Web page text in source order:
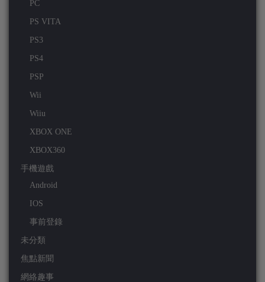
PC
PS VITA
PS3
PS4
PSP
Wii
Wiiu
XBOX ONE
XBOX360
手機遊戲
Android
IOS
事前登錄
未分類
焦點新聞
網絡趣事